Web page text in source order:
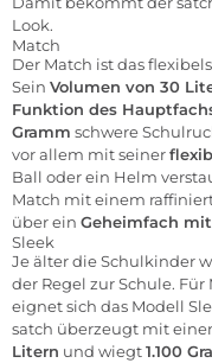
Look.
Match
Der Match ist das
Sein Volumen von 30
Funktion des
Gramm schwere
vor allem mit seiner
Ball oder ein Helm
Match mit einem
über ein Geheimfach
Sleek
Je älter die Schulkinder
der Regel zur Schule.
eignet sich das Modell
satch überzeugt mit
Litern und wiegt1.100